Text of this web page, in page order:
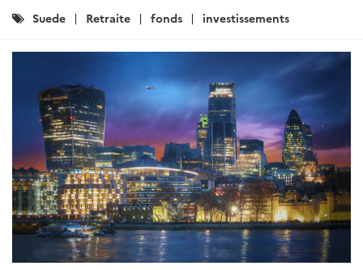
Catégories
Suede Retraite fonds investissements